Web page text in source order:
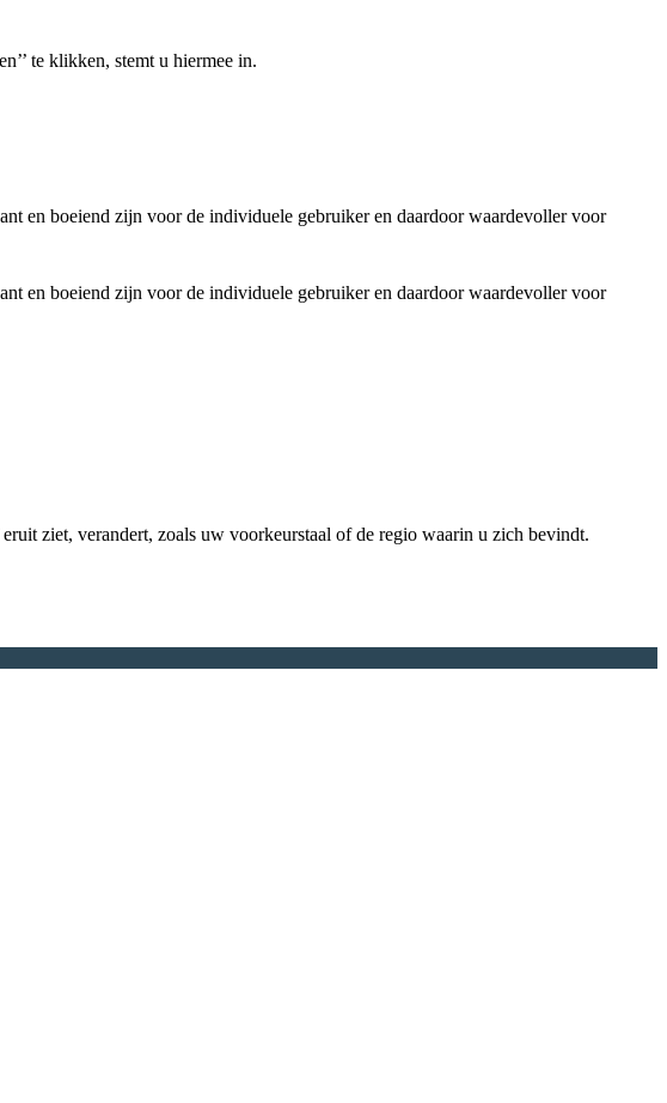
te klikken, stemt u hiermee in.
en boeiend zijn voor de individuele gebruiker en daardoor waardevoller voor
en boeiend zijn voor de individuele gebruiker en daardoor waardevoller voor
ziet, verandert, zoals uw voorkeurstaal of de regio waarin u zich bevindt.